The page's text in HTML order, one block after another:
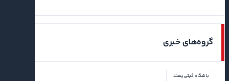
گروه‌های خبری
باشگاه گیتی‌پسند